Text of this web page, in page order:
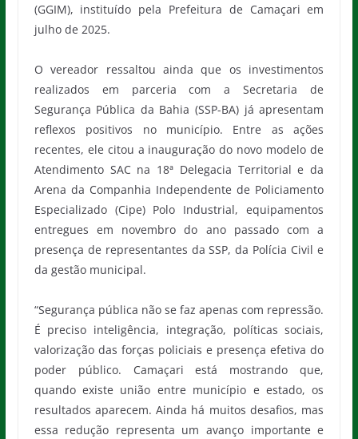
(GGIM), instituído pela Prefeitura de Camaçari em
julho de 2025.
O vereador ressaltou ainda que os investimentos
realizados em parceria com a Secretaria de
Segurança Pública da Bahia (SSP-BA) já apresentam
reflexos positivos no município. Entre as ações
recentes, ele citou a inauguração do novo modelo de
Atendimento SAC na 18ª Delegacia Territorial e da
Arena da Companhia Independente de Policiamento
Especializado (Cipe) Polo Industrial, equipamentos
entregues em novembro do ano passado com a
presença de representantes da SSP, da Polícia Civil e
da gestão municipal.
“Segurança pública não se faz apenas com repressão.
É preciso inteligência, integração, políticas sociais,
valorização das forças policiais e presença efetiva do
poder público. Camaçari está mostrando que,
quando existe união entre município e estado, os
resultados aparecem. Ainda há muitos desafios, mas
essa redução representa um avanço importante e